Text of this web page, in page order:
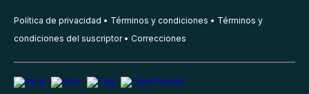
Política de privacidad Términos y condiciones
Términos y
condiciones del suscriptor
Correcciones